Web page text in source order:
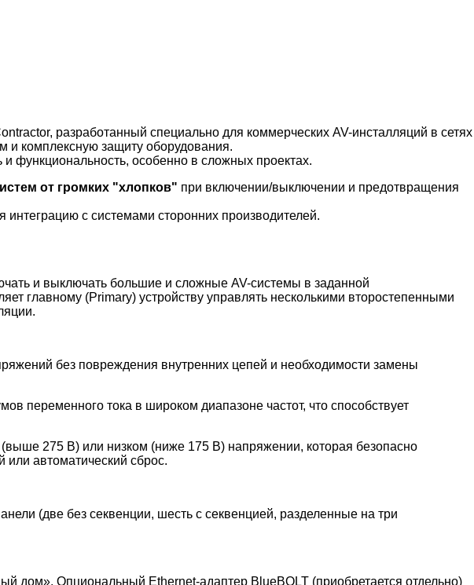
разработанный специально для коммерческих AV-инсталляций в сетях
и комплексную защиту оборудования.
функциональность, особенно в сложных проектах.
от громких "хлопков" при включении/выключении и предотвращения
с системами сторонних производителей.
и выключать большие и сложные AV-системы в заданной
главному (Primary) устройству управлять несколькими второстепенными
без повреждения внутренних цепей и необходимости замены
переменного тока в широком диапазоне частот, что способствует
275 В) или низком (ниже 175 В) напряжении, которая безопасно
автоматический сброс.
(две без секвенции, шесть с секвенцией, разделенные на три
дом». Опциональный Ethernet-адаптер BlueBOLT (приобретается отдельно)